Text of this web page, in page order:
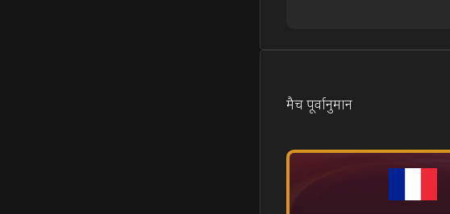
मैच पूर्वानुमान